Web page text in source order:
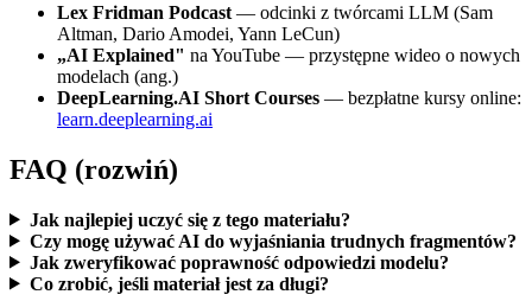
Lex Fridman Podcast — odcinki z twórcami LLM (Sam
Altman, Dario Amodei, Yann LeCun)
„AI Explained" na YouTube — przystępne wideo o nowych
modelach (ang.)
DeepLearning.AI Short Courses — bezpłatne kursy online:
learn.deeplearning.ai
FAQ (rozwiń)
Jak najlepiej uczyć się z tego materiału?
Czy mogę używać AI do wyjaśniania trudnych fragmentów?
Jak zweryfikować poprawność odpowiedzi modelu?
Co zrobić, jeśli materiał jest za długi?